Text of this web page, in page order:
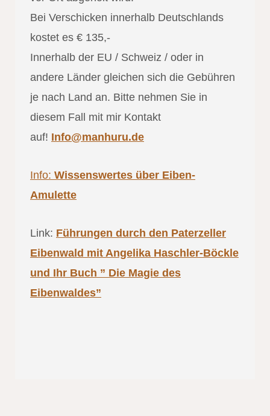
Bei Verschicken innerhalb Deutschlands
kostet es € 135,-
Innerhalb der EU / Schweiz / oder in
andere Länder gleichen sich die Gebühren
je nach Land an. Bitte nehmen Sie in
diesem Fall mit mir Kontakt
auf! Info@manhuru.de
Info: Wissenswertes über Eiben-
Amulette
Link: Führungen durch den Paterzeller
Eibenwald mit Angelika Haschler-Böckle
und Ihr Buch ” Die Magie des
Eibenwaldes”